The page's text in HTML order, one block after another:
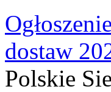
dostaw
Polskie